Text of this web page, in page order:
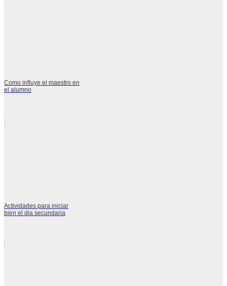
Como influye el maestro en
el alumno
Actividades para iniciar
bien el dia secundaria